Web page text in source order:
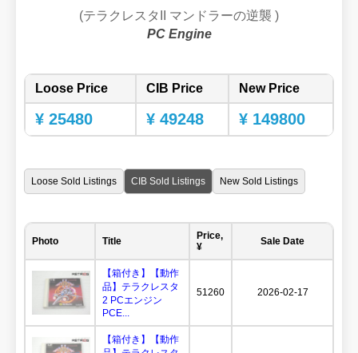
(テラクレスタII マンドラーの逆襲 )
PC Engine
Loose Price CIB Price New Price
¥ 25480 ¥ 49248 ¥ 149800
Loose Sold Listings CIB Sold Listings New Sold Listings
Photo Title
Price,
¥
Sale Date
【箱付き】【動作
品】テラクレスタ
2 PCエンジン
PCE...
51260 2026-02-17
【箱付き】【動作